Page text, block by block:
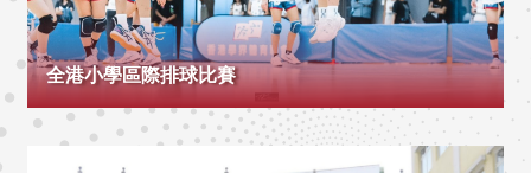
全港小學區際排球比賽